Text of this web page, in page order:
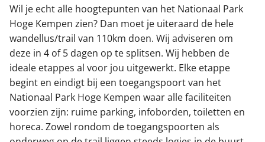
Wil je echt alle hoogtepunten van het Nationaal Park
Hoge Kempen zien? Dan moet je uiteraard de hele
wandellus/trail van 110km doen. Wij adviseren om
deze in 4 of 5 dagen op te splitsen. Wij hebben de
ideale etappes al voor jou uitgewerkt. Elke etappe
begint en eindigt bij een toegangspoort van het
Nationaal Park Hoge Kempen waar alle faciliteiten
voorzien zijn: ruime parking, infoborden, toiletten en
horeca. Zowel rondom de toegangspoorten als